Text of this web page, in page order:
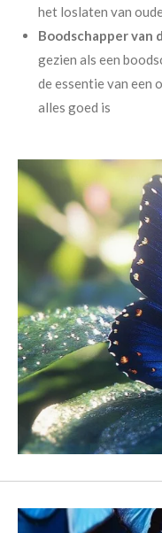
het loslaten van
Boodschapper van
gezien als een
de essentie van een
alles goed is